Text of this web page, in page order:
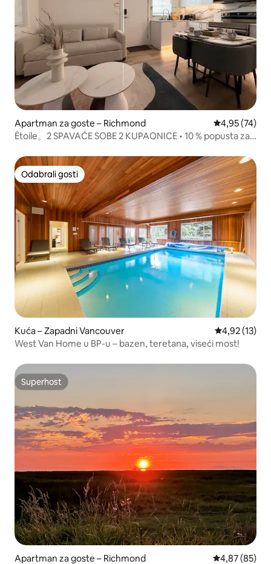
Apartman za goste – Richmond Prosječna
4,95 (74)
Étoile。2 SPAVAĆE SOBE 2 KUPAONICE • 10 % popusta za
Odabrali gosti
Odabrali gosti
Kuća – Zapadni Vancouver Prosječna
4,92 (13)
West Van Home u BP-u – bazen, teretana, viseći most!
Superhost
Superhost
Apartman za goste – Richmond Prosječna
4,87 (85)